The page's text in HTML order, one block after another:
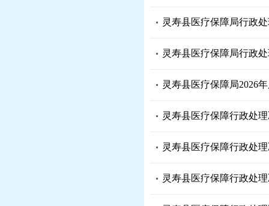
灵寿县医疗保障局行政
灵寿县医疗保障局行政
灵寿县医疗保障局2026
灵寿县医疗保障行政处
灵寿县医疗保障行政处
灵寿县医疗保障行政处